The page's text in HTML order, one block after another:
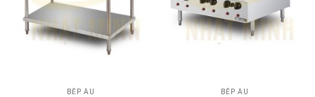
BẾP ÂU BẾP ÂU